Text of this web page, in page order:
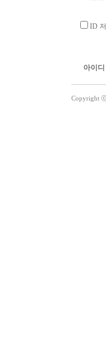
ID
아이디
Copyright